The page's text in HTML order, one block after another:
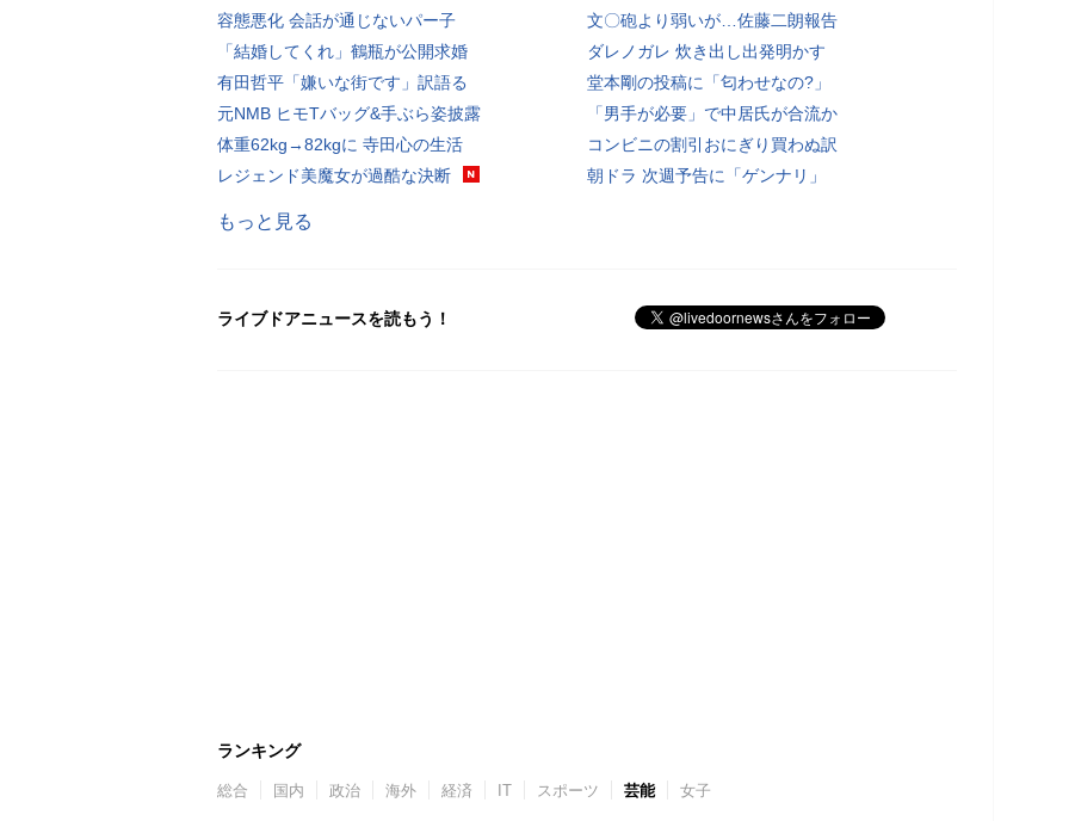
容態悪化 会話が通じないパー子
「結婚してくれ」鶴瓶が公開求婚
有田哲平「嫌いな街です」訳語る
元NMB ヒモTバッグ&手ぶら姿披露
体重62kg→82kgに 寺田心の生活
レジェンド美魔女が過酷な決断
文〇砲より弱いが…佐藤二朗報告
ダレノガレ 炊き出し出発明かす
堂本剛の投稿に「匂わせなの?」
「男手が必要」で中居氏が合流か
コンビニの割引おにぎり買わぬ訳
朝ドラ 次週予告に「ゲンナリ」
もっと見る
ライブドアニュースを読もう！
ランキング
総合 国内 政治 海外 経済 IT スポーツ 芸能 女子